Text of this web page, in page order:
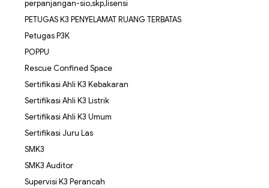
perpanjangan-sio,skp,lisensi
PETUGAS K3 PENYELAMAT RUANG TERBATAS
Petugas P3K
POPPU
Rescue Confined Space
Sertifikasi Ahli K3 Kebakaran
Sertifikasi Ahli K3 Listrik
Sertifikasi Ahli K3 Umum
Sertifikasi Juru Las
SMK3
SMK3 Auditor
Supervisi K3 Perancah